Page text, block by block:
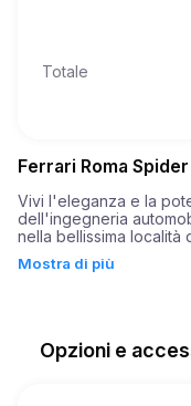
Totale
Ferrari Roma Spider
Vivi l'eleganza e la
dell'ingegneria
nella bellissima
promette
città che attraversa.
non si fonde solo nel
Mostra di più
Opzioni e